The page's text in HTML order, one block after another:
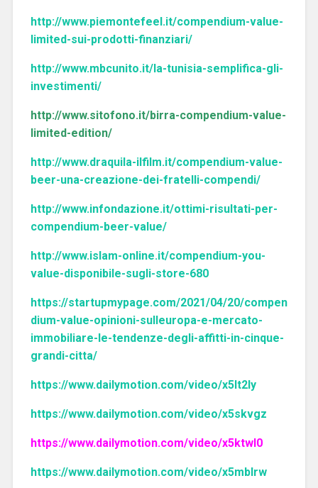
http://www.piemontefeel.it/compendium-value-
limited-sui-prodotti-finanziari/
http://www.mbcunito.it/la-tunisia-semplifica-gli-
investimenti/
http://www.sitofono.it/birra-compendium-value-
limited-edition/
http://www.draquila-ilfilm.it/compendium-value-
beer-una-creazione-dei-fratelli-compendi/
http://www.infondazione.it/ottimi-risultati-per-
compendium-beer-value/
http://www.islam-online.it/compendium-you-
value-disponibile-sugli-store-680
https://startupmypage.com/2021/04/20/compen
dium-value-opinioni-sulleuropa-e-mercato-
immobiliare-le-tendenze-degli-affitti-in-cinque-
grandi-citta/
https://www.dailymotion.com/video/x5lt2ly
https://www.dailymotion.com/video/x5skvgz
https://www.dailymotion.com/video/x5ktwl0
https://www.dailymotion.com/video/x5mblrw